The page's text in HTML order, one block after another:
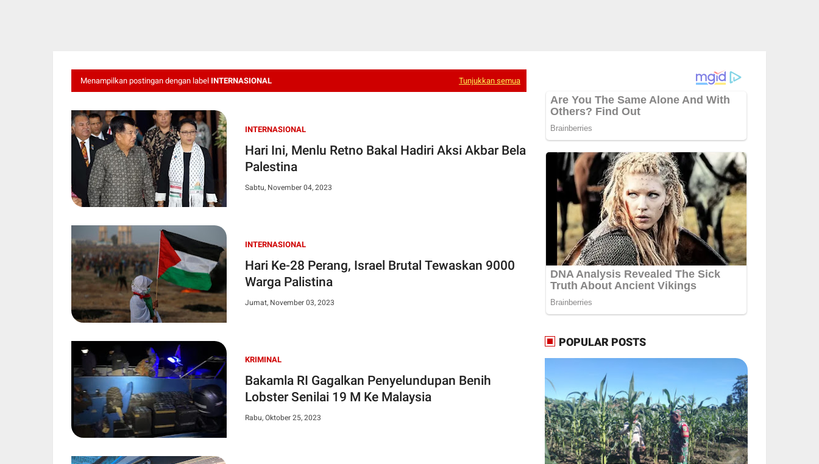
Menampilkan postingan dengan label INTERNASIONAL Tunjukkan semua
INTERNASIONAL
Hari Ini, Menlu Retno Bakal Hadiri Aksi Akbar Bela
Palestina
Sabtu, November 04, 2023
INTERNASIONAL
Hari Ke-28 Perang, Israel Brutal Tewaskan 9000
Warga Palistina
Jumat, November 03, 2023
KRIMINAL
Bakamla RI Gagalkan Penyelundupan Benih
Lobster Senilai 19 M Ke Malaysia
Rabu, Oktober 25, 2023
POPULAR POSTS